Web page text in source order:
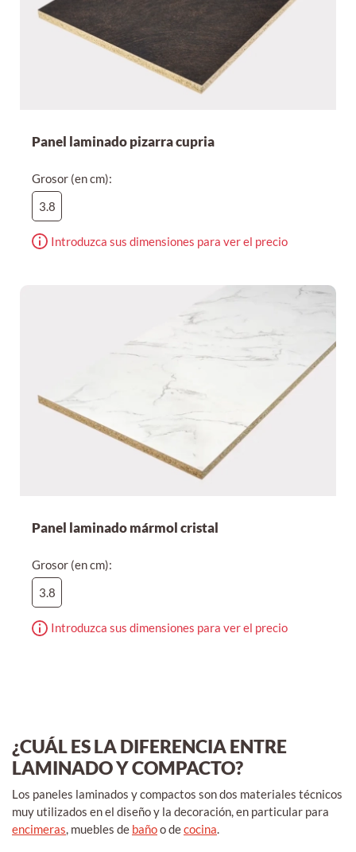
Panel laminado pizarra cupria
Grosor (en cm):
3.8
Introduzca sus dimensiones para ver el precio
Panel laminado mármol cristal
Grosor (en cm):
3.8
Introduzca sus dimensiones para ver el precio
¿CUÁL ES LA DIFERENCIA ENTRE
LAMINADO Y COMPACTO?
Los paneles laminados y compactos son dos materiales técnicos
muy utilizados en el diseño y la decoración, en particular para
encimeras, muebles de bañoo decocina.